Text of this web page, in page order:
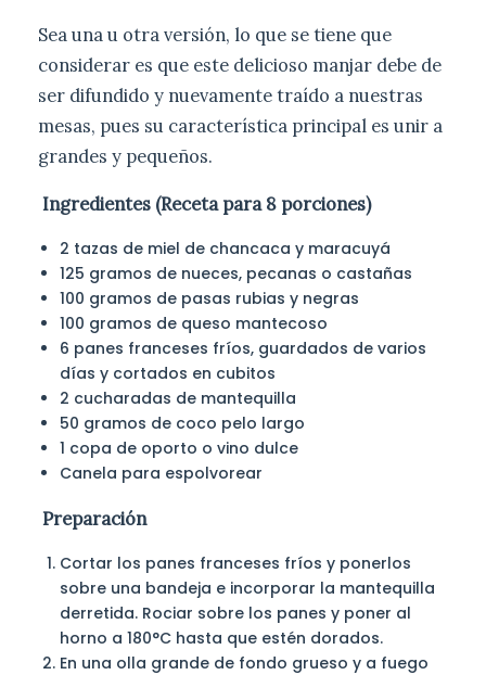
Sea una u otra versión, lo que se tiene que
considerar es que este delicioso manjar debe de
ser difundido y nuevamente traído a nuestras
mesas, pues su característica principal es unir a
grandes y pequeños.
Ingredientes (Receta para 8 porciones)
2 tazas de miel de chancaca y maracuyá
125 gramos de nueces, pecanas o castañas
100 gramos de pasas rubias y negras
100 gramos de queso mantecoso
6 panes franceses fríos, guardados de varios
días y cortados en cubitos
2 cucharadas de mantequilla
50 gramos de coco pelo largo
1 copa de oporto o vino dulce
Canela para espolvorear
Preparación
Cortar los panes franceses fríos y ponerlos
sobre una bandeja e incorporar la mantequilla
derretida. Rociar sobre los panes y poner al
horno a 180°C hasta que estén dorados.
En una olla grande de fondo grueso y a fuego